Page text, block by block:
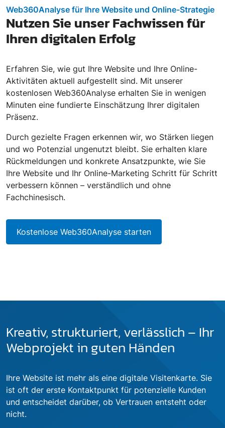
Web360Analyse für Ihre Website und Online-Strategie
Nutzen Sie unser Fachwissen für
Ihren digitalen Erfolg
Erfahren Sie, wie gut Ihre Website und Ihre Online-
Aktivitäten aktuell aufgestellt sind. Mit unserer
kostenlosen Web360Analyse erhalten Sie in wenigen
Minuten eine fundierte Einschätzung Ihrer digitalen
Präsenz.
Durch gezielte Fragen erkennen wir, wo Stärken liegen
und wo Potenzial ungenutzt bleibt. Sie erhalten klare
Rückmeldungen und konkrete Ansatzpunkte, wie Sie
Ihre Website und Ihr Online-Marketing Schritt für Schritt
verbessern können – verständlich und ohne
Fachchinesisch.
Kostenlose Web360Analyse starten
Kreativ, strukturiert, verlässlich – Ihr
Webprojekt in guten Händen
Ihre Website ist mehr als eine digitale Visitenkarte. Sie
ist oft der erste Kontaktpunkt für potenzielle Kunden
und entscheidet darüber, ob Vertrauen entsteht oder
nicht.